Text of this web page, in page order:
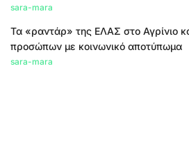
sara-mara
Τα «ραντάρ» της ΕΛΑΣ στο Αγρίνιο
προσώπων με κοινωνικό αποτύπωμα
sara-mara